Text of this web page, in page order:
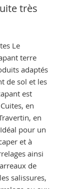
très
Le
terre
adaptés
de sol et les
est
en
en
pour un
et à
ainsi
de
salissures,